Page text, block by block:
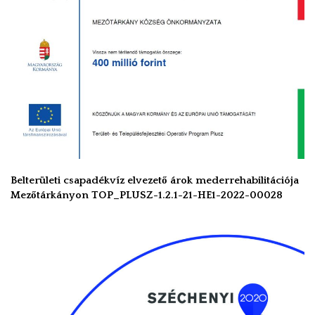
Belterületi csapadékvíz elvezető árok mederrehabilitációja
Mezőtárkányon TOP_PLUSZ-1.2.1-21-HE1-2022-00028